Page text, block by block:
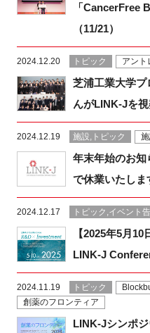
新規登録
イベント
プログラム
インタビュー・コラム
ニュース・掲示板
LINK-Jを知る
特別会員
施設・アクセス
「CancerFree
（11/21）
2024.12.20 トピック アント
芝浦工業大学
んがLINK-Jを視
2024.12.19 施設,トピック
年末年始のお知
で休業いたしま
2024.12.17 トピック,イベント
【2025年5月
LINK-J
2024.11.19 トピック
創薬のフロンティア
LINK-Jシンポ